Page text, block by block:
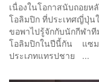
เนื่องในโอกาสนับถอยห
โอลิมปิก ที่ประเทศญี่ปุ่น
ขอพาไปรู้จักกับนักกีฬา
โอลิมปิกในปีนี้กัน แซ
ประเภทแทรปชาย ...